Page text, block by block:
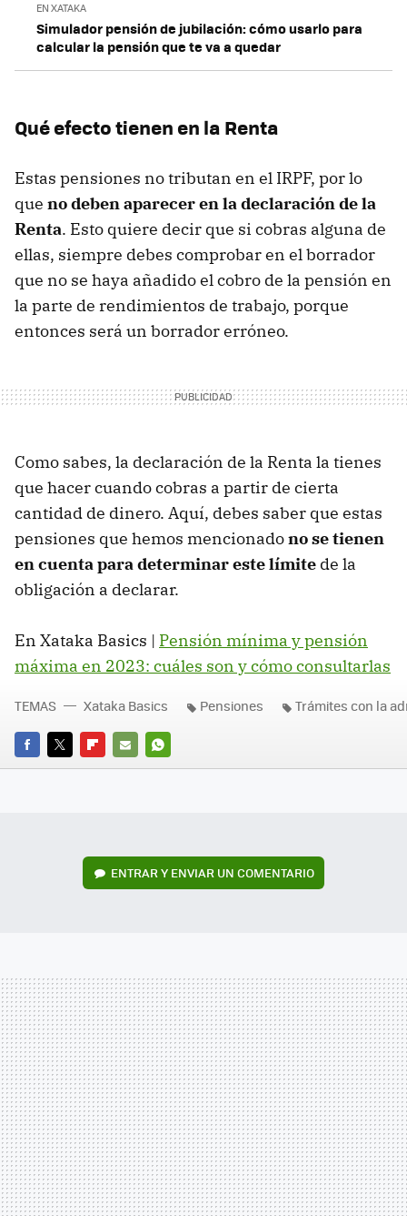
EN XATAKA
Simulador pensión de jubilación: cómo usarlo para
calcular la pensión que te va a quedar
Qué efecto tienen en la Renta
Estas pensiones no tributan en el IRPF, por lo
que no deben aparecer en la declaración de la
Renta. Esto quiere decir que si cobras alguna de
ellas, siempre debes comprobar en el borrador
que no se haya añadido el cobro de la pensión en
la parte de rendimientos de trabajo, porque
entonces será un borrador erróneo.
Como sabes, la declaración de la Renta la tienes
que hacer cuando cobras a partir de cierta
cantidad de dinero. Aquí, debes saber que estas
pensiones que hemos mencionadono se tienen
en cuenta para determinar este límite de la
obligación a declarar.
En Xataka Basics | Pensión mínima y pensión
máxima en 2023: cuáles son y cómo consultarlas
FACEBOOK
TWITTERFLIPBOARD
E-
WHATSAPP
TEMAS Xataka Basics Pensiones Trámites con la
ENTRAR Y ENVIAR UN COMENTARIO